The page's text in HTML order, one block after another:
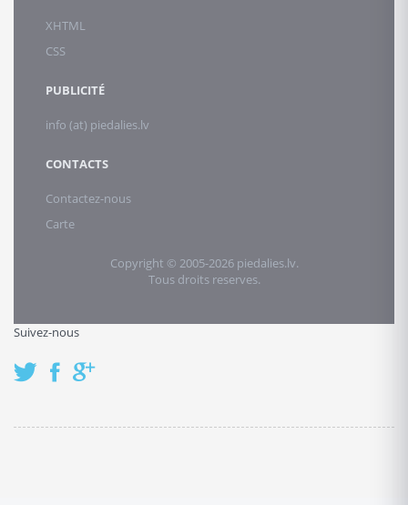
XHTML
CSS
PUBLICITÉ
info (at) piedalies.lv
CONTACTS
Contactez-nous
Carte
Copyright © 2005-2026 piedalies.lv.
Tous droits reserves.
Suivez-nous